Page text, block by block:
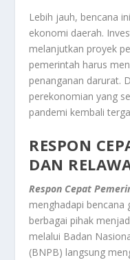
Lebih jauh, bencana
ekonomi daerah.
melanjutkan proyek
pemerintah harus
penanganan darurat.
perekonomian yang
pandemi kembali
RESPON
DAN
Respon Cepat
menghadapi bencana
berbagai pihak
melalui Badan
(BNPB) langsung